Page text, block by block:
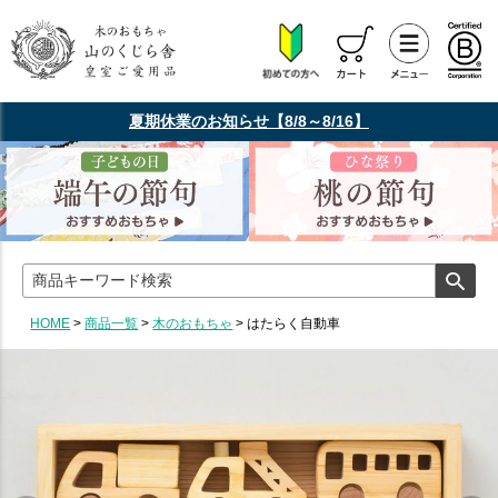
夏期休業のお知らせ【8/8～8/16】
HOME 商品一覧 木のおもちゃ はたらく自動車